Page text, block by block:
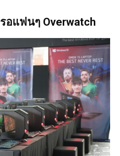
อแฟนๆ Overwatch